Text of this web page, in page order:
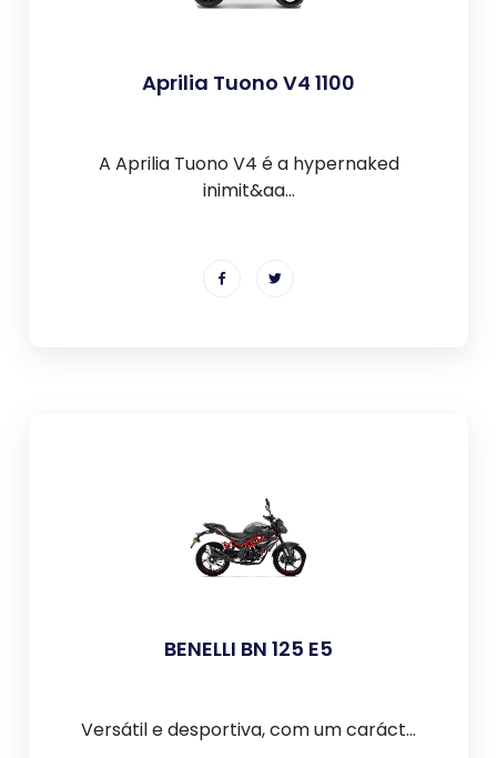
Aprilia Tuono V4 1100
A Aprilia Tuono V4 é a hypernaked
inimit&aa...
BENELLI BN 125 E5
Versátil e desportiva, com um caráct...